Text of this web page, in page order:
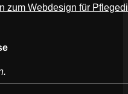
zum Webdesign für